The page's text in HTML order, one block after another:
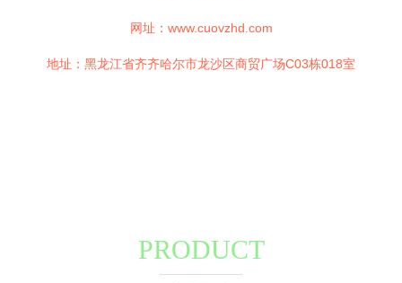
网址： www.cuovzhd.com
地址：黑龙江省齐齐哈尔市龙沙区商贸广场C03栋018室
PRODUCT